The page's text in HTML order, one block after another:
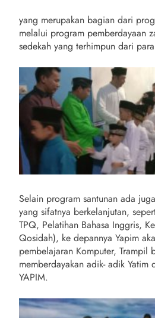
yang merupakan bagian dari
melalui program pemberdayaan
sedekah yang terhimpun dari
Selain program santunan ada
yang sifatnya berkelanjutan,
TPQ, Pelatihan Bahasa Inggris,
Qosidah), ke depannya Yapim
pembelajaran Komputer, Trampil
memberdayakan adik- adik Yatim
YAPIM.